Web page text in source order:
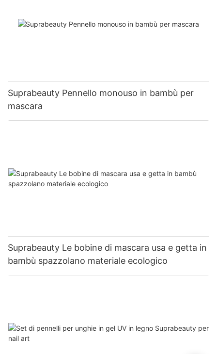
Suprabeauty Pennello monouso in bambù per
mascara
Suprabeauty Le bobine di mascara usa e getta in
bambù spazzolano materiale ecologico